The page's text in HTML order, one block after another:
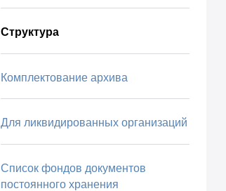
Структура
Комплектование архива
Для ликвидированных организаций
Список фондов документов
постоянного хранения